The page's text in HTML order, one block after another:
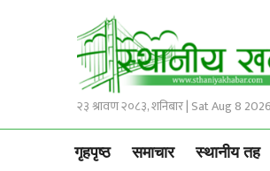
२३ श्रावण २०८३, शनिबार | Sat Aug 8 2026
गृहपृष्ठ समाचार स्थानीय तह